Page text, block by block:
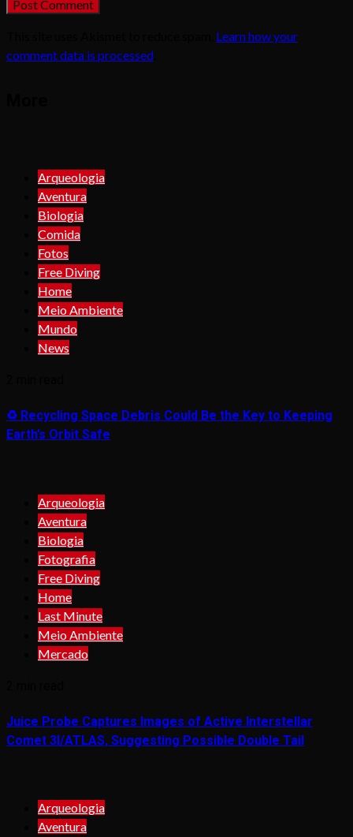
Learn how your
comment data is processed
Arqueologia
Aventura
Biologia
Comida
Fotos
Free Diving
Home
Meio Ambiente
Mundo
News
♻️ Recycling Space Debris Could Be the Key to Keeping
Earth’s Orbit Safe
Arqueologia
Aventura
Biologia
Fotografia
Free Diving
Home
Last Minute
Meio Ambiente
Mercado
Juice Probe Captures Images of Active Interstellar
Comet 3I/ATLAS, Suggesting Possible Double Tail
Arqueologia
Aventura